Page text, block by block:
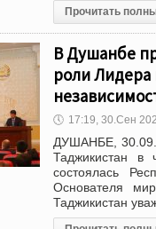
Прочитать
В Душанбе
роли Лидера
🕔 17:19, 30.Сен
ДУШАНБЕ,
Таджикистан в
состоялась
Основателя
Таджикистан